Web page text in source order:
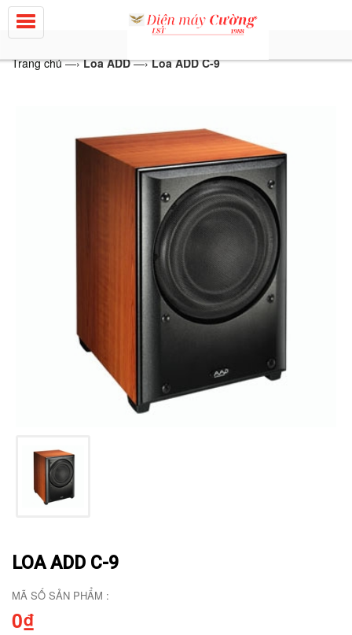
Trang chủ—› Loa ADD—› Loa ADD C-9
LOA ADD C-9
MÃ SỐ SẢN PHẨM :
0₫